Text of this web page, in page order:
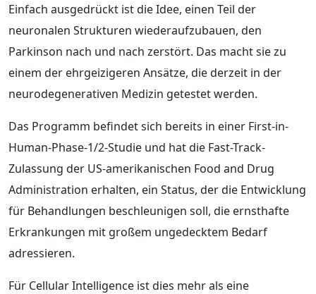
Einfach ausgedrückt ist die Idee, einen Teil der
neuronalen Strukturen wiederaufzubauen, den
Parkinson nach und nach zerstört. Das macht sie zu
einem der ehrgeizigeren Ansätze, die derzeit in der
neurodegenerativen Medizin getestet werden.
Das Programm befindet sich bereits in einer First-in-
Human-Phase-1/2-Studie und hat die Fast-Track-
Zulassung der US-amerikanischen Food and Drug
Administration erhalten, ein Status, der die Entwicklung
für Behandlungen beschleunigen soll, die ernsthafte
Erkrankungen mit großem ungedecktem Bedarf
adressieren.
Für Cellular Intelligence ist dies mehr als eine